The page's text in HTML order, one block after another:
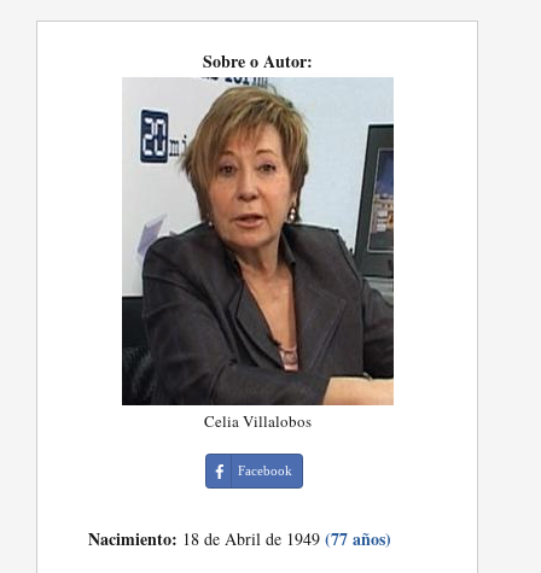
Sobre o Autor:
Celia Villalobos
Facebook
Nacimiento: 18 de Abril de 1949(77 años)